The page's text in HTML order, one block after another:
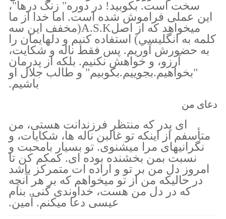
سخت است. بكوبيد! در دوره" زنگ درها"،
اين عملى فراموش شده است. اما خدا از ما
ميخواهد كه از اصلA.S.K(مخفف اين سه
كلمه به انگليسي) استفاده كنيم و دلهايمان را
به حضورش آوريم. پس فقط ناله و شكايت،
آرزو، و خواهش نكنيم. بلكه از پدرمان
"بخواهيم.بجوييم.بكوبيم" و طالب جلال او
باشيم.
دعای من
اى پدر كه منتظر فرزندانت هستى، من
متأسفم از اينكه تو غالبن ناله ها، شكايات، و
نگرانيهاى مرا ميشنوى. تو بسيار بامحبت و
نسبت بمن بخشنده بوده اى. كمكم كن تا
امروز دل من بر تو و اراده ات متمركز باشد
در حاليكه من از تو ميخواهم كه بر هر آنچه
كه در دل من هست، خداوندى كنى. بنام
عيسى دعا ميكنم. آمين.